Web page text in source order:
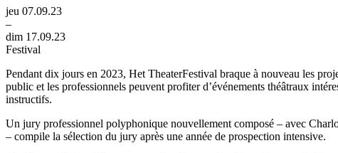
jeu 07.09.23
–
dim 17.09.23
Festival
Pendant dix jours en 2023, Het TheaterFestival braque à nouveau les
public et les professionnels peuvent profiter d’événements théâtraux
instructifs.
Un jury professionnel polyphonique nouvellement composé – avec
– compile la sélection du jury après une année de prospection intensive.